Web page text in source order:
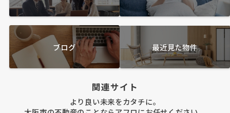
ブログ 最近見た物件
関連サイト
より良い未来をカタチに。